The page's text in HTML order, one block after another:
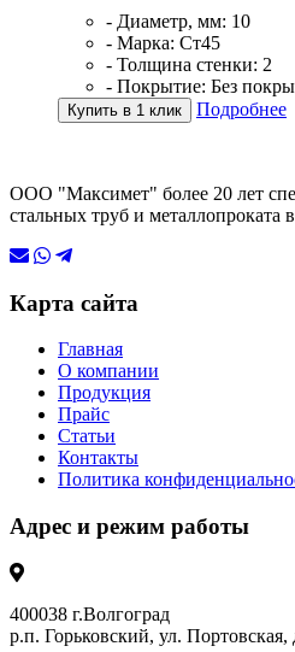
- Диаметр, мм: 10
- Марка: Ст45
- Толщина стенки: 2
- Покрытие: Без
Купить в 1 клик Подробнее
ООО "Максимет" более 20 лет
стальных труб и металлопроката
Карта сайта
Главная
О компании
Продукция
Прайс
Статьи
Контакты
Политика
Адрес и режим работы
400038 г.Волгоград
р.п. Горьковский, ул. Портовская,